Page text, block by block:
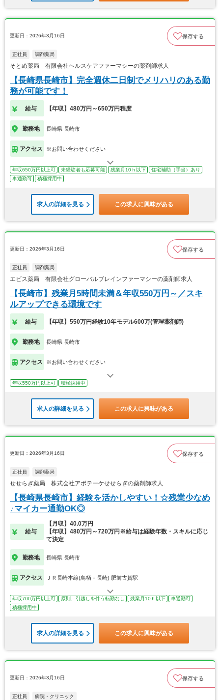
更新日：2026年3月16日 保存する
正社員 調剤薬局
そとめ薬局 有限会社ヘルスケアファーマシーの薬剤師求人
【長崎県長崎市】完全週休二日制でメリハリのある勤
務が可能です！
給与 【年収】480万円～650万円程度
勤務地 長崎県 長崎市
アクセス ※お問い合わせください
年収650万円以上可 未経験者も応募可能 残業月10ｈ以下
住宅補助（手当）あり
車通勤可
積極採用中
求人の詳細を見る この求人に興味がある
更新日：2026年3月16日 保存する
正社員 調剤薬局
エビス薬局 有限会社グローバルブレインファーマシーの薬剤師求人
【長崎市】残業月5時間未満＆年収550万円～／スキ
ルアップできる環境です
給与 【年収】550万円経験10年モデル600万(管理薬剤師)
勤務地 長崎県 長崎市
アクセス ※お問い合わせください
年収550万円以上可 積極採用中
求人の詳細を見る この求人に興味がある
更新日：2026年3月16日 保存する
正社員 調剤薬局
せせらぎ薬局 株式会社アポテーケせせらぎの薬剤師求人
【長崎県長崎市】経験を活かしやすい！☆残業少なめ
♪マイカー通勤OK◎
給与
【月収】40.0万円
【年収】480万円～720万円※給与は経験年数・スキルに応じ
て決定
勤務地 長崎県 長崎市
アクセス ＪＲ長崎本線(鳥栖－長崎) 肥前古賀駅
年収700万円以上可 原則、引越しを伴う転勤なし 残業月10ｈ以下
車通勤可
積極採用中
求人の詳細を見る この求人に興味がある
更新日：2026年3月16日 保存する
正社員 病院・クリニック